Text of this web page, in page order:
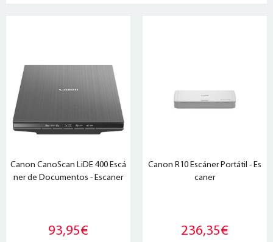
Canon CanoScan LiDE 400 Escá
ner de Documentos - Escaner
93,95€
Canon R10 Escáner Portátil - Es
caner
236,35€